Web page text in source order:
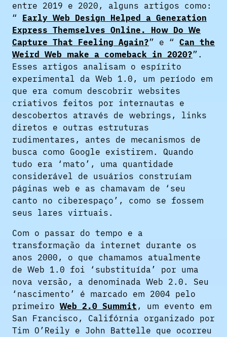
entre 2019 e 2020, alguns artigos como:
“ Early Web Design Helped a Generation
Express Themselves Online. How Do We
Capture That Feeling Again?” e “ Can the
Weird Web make a comeback in 2020?”.
Esses artigos analisam o espírito
experimental da Web 1.0, um período em
que era comum descobrir websites
criativos feitos por internautas e
descobertos através de webrings, links
diretos e outras estruturas
rudimentares, antes de mecanismos de
busca como Google existirem. Quando
tudo era ‘mato’, uma quantidade
considerável de usuários construíam
páginas web e as chamavam de ‘seu
canto no ciberespaço’, como se fossem
seus lares virtuais.
Com o passar do tempo e a
transformação da internet durante os
anos 2000, o que chamamos atualmente
de Web 1.0 foi ‘substituída’ por uma
nova versão, a denominada Web 2.0. Seu
‘nascimento’ é marcado em 2004 pelo
primeiro Web 2.0 Summit , um evento em
San Francisco, Califórnia organizado por
Tim O’Reily e John Battelle que ocorreu